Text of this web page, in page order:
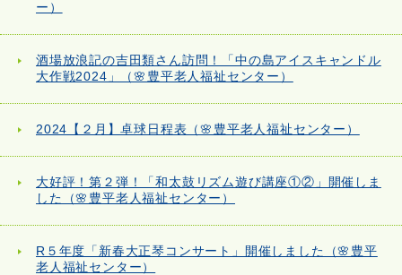
ー）
酒場放浪記の吉田類さん訪問！「中の島アイスキャンドル
大作戦2024」（🌸豊平老人福祉センター）
2024【２月】卓球日程表（🌸豊平老人福祉センター）
大好評！第２弾！「和太鼓リズム遊び講座①②」開催しま
した（🌸豊平老人福祉センター）
R５年度「新春大正琴コンサート」開催しました（🌸豊平
老人福祉センター）